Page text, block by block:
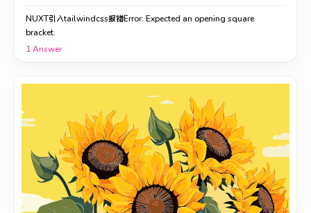
NUXT引入tailwindcss报错Error: Expected an opening square
bracket.
1Answer